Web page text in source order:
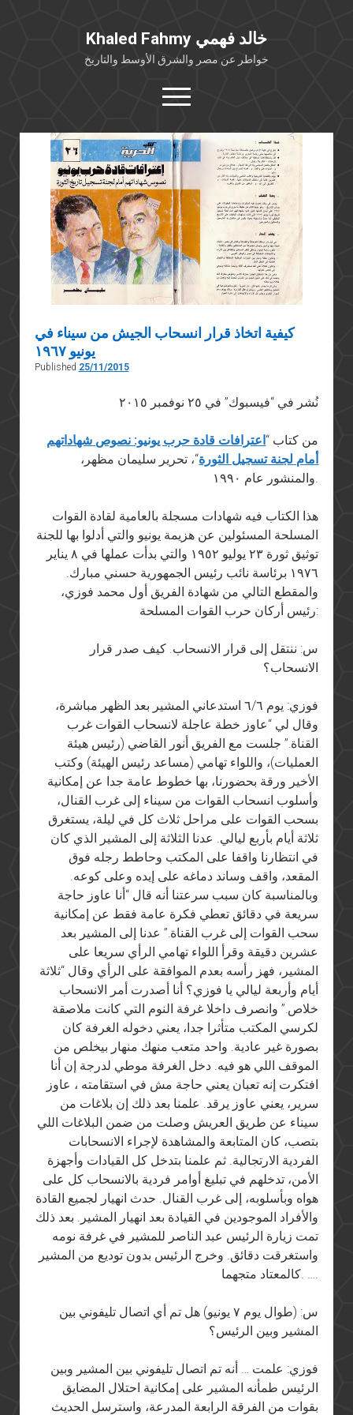
Khaled Fahmy خالد فهمي
خواطر عن مصر والشرق الأوسط والتاريخ
open
menu
twitterfacebook
خلفية شخصية
كتابات أكاديمية
مقالات صحافية
بوستات من فيسبوك
مقابلات في الإعلام
Languages
كيفية اتخاذ قرار انسحاب الجيش من سيناء في
يونيو ١٩٦٧
Published 25/11/2015
نُشر في “فيسبوك” في ٢٥ نوفمبر ٢٠١٥
من كتاب “اعترافات قادة حرب يونيو: نصوص شهاداتهم
أمام لجنة تسجيل الثورة“، تحرير سليمان مظهر،
والمنشور عام ١٩٩٠.
هذا الكتاب فيه شهادات مسجلة بالعامية لقادة القوات
المسلحة المسئولين عن هزيمة يونيو والتي أدلوا بها للجنة
توثيق ثورة ٢٣ يوليو ١٩٥٢ والتي بدأت عملها في ٨ يناير
١٩٧٦ برئاسة نائب رئيس الجمهورية حسني مبارك.
والمقطع التالي من شهادة الفريق أول محمد فوزي،
رئيس أركان حرب القوات المسلحة:
س: ننتقل إلى قرار الانسحاب. كيف صدر قرار
الانسحاب؟
فوزي: يوم ٦/٦ استدعاني المشير بعد الظهر مباشرة،
وقال لي “عاوز خطة عاجلة لانسحاب القوات غرب
القناة.” جلست مع الفريق أنور القاضي (رئيس هيئة
العمليات)، واللواء تهامي (مساعد رئيس الهيئة) وكتب
الأخير ورقة بحضورنا، بها خطوط عامة جدا عن إمكانية
وأسلوب انسحاب القوات من سيناء إلى غرب القنال،
بسحب القوات على مراحل ثلاث كل في ليلة، يستغرق
ثلاثة أيام بأربع ليالي. عدنا الثلاثة إلى المشير الذي كان
في انتظارنا واقفا على المكتب وحاطط رجله فوق
المقعد، واقف وساند دماغه على إيده وعلى كوعه.
وبالمناسبة كان سبب سرعتنا أنه قال “أنا عاوز حاجة
سريعة في دقائق تعطي فكرة عامة فقط عن إمكانية
سحب القوات إلى غرب القناة.” عدنا إلى المشير بعد
عشرين دقيقة وقرأ اللواء تهامي الرأي سريعا على
المشير، فهز رأسه بعدم الموافقة على الرأي وقال “ثلاثة
أيام وأربعة ليالي يا فوزي؟ أنا أصدرت أمر الانسحاب
خلاص.” وانصرف داخلا غرفة النوم التي كانت ملاصقة
لكرسي المكتب متأثرا جدا، يعني دخوله الغرفة كان
بصورة غير عادية. واحد متعب منهك منهار بيخلص من
الموقف اللي هو فيه. دخل الغرفة موطي لدرجة إن أنا
افتكرت إنه تعبان يعني حاجة مش في استقامته ، عاوز
سرير، يعني عاوز يرقد. علمنا بعد ذلك إن بلاغات من
سيناء عن طريق العريش وصلت من ضمن البلاغات اللي
بتصب، كان المتابعة والمشاهدة لإجراء الانسحابات
الفردية الارتجالية. ثم علمنا بتدخل كل القيادات وأجهزة
الأمن، تدخلهم في تبليغ أوامر فردية بالانسحاب كل على
هواه وبأسلوبه، إلى غرب القنال. حدث انهيار لجميع القادة
والأفراد الموجودين في القيادة بعد انهيار المشير. بعد ذلك
تمت زيارة الرئيس عبد الناصر للمشير في غرفة نومه
واستغرقت دقائق. وخرج الرئيس بدون توديع من المشير
كالمعتاد متجهما. ….
س: (طوال يوم ٧ يونيو) هل تم أي اتصال تليفوني بين
المشير وبين الرئيس؟
فوزي: علمت … أنه تم اتصال تليفوني بين المشير وبين
الرئيس طمأنه المشير على إمكانية احتلال المضايق
بقوات من الفرقة الرابعة المدرعة، واسترسل الحديث